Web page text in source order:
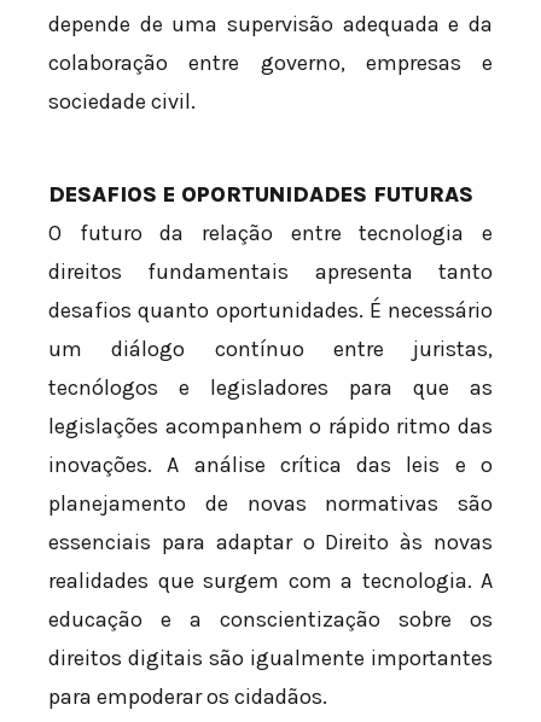
depende de uma supervisão adequada e da
colaboração entre governo, empresas e
sociedade civil.
DESAFIOS E OPORTUNIDADES FUTURAS
O futuro da relação entre tecnologia e
direitos fundamentais apresenta tanto
desafios quanto oportunidades. É necessário
um diálogo contínuo entre juristas,
tecnólogos e legisladores para que as
legislações acompanhem o rápido ritmo das
inovações. A análise crítica das leis e o
planejamento de novas normativas são
essenciais para adaptar o Direito às novas
realidades que surgem com a tecnologia. A
educação e a conscientização sobre os
direitos digitais são igualmente importantes
para empoderar os cidadãos.